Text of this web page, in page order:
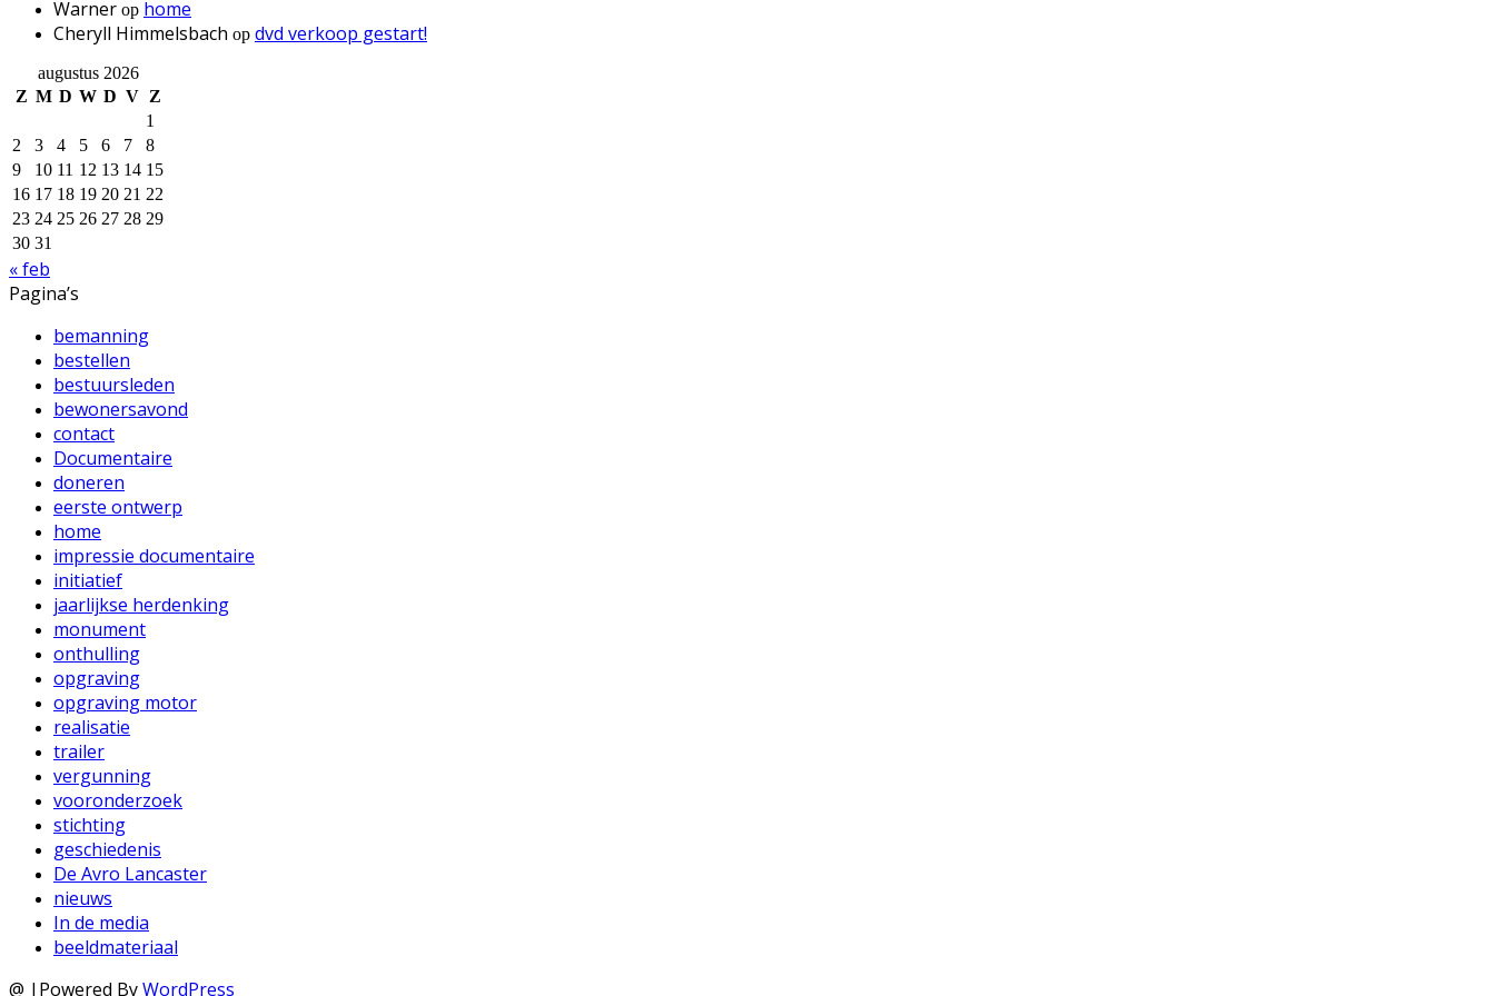
Warner op home
Cheryll Himmelsbach op dvd verkoop gestart!
augustus 2026
Z M D W D V Z
1
2
3 4 5 6 7
8
9
10 11 12 13 14 15
16 17 18 19 20 21 22
23 24 25 26 27 28 29
30 31
« feb
Pagina’s
bemanning
bestellen
bestuursleden
bewonersavond
contact
Documentaire
doneren
eerste ontwerp
home
impressie documentaire
initiatief
jaarlijkse herdenking
monument
onthulling
opgraving
opgraving motor
realisatie
trailer
vergunning
vooronderzoek
stichting
geschiedenis
De Avro Lancaster
nieuws
In de media
beeldmateriaal
@ |Powered ByWordPress